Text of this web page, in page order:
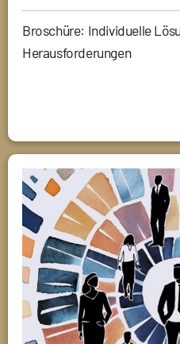
Broschüre: Individuelle
Herausforderungen